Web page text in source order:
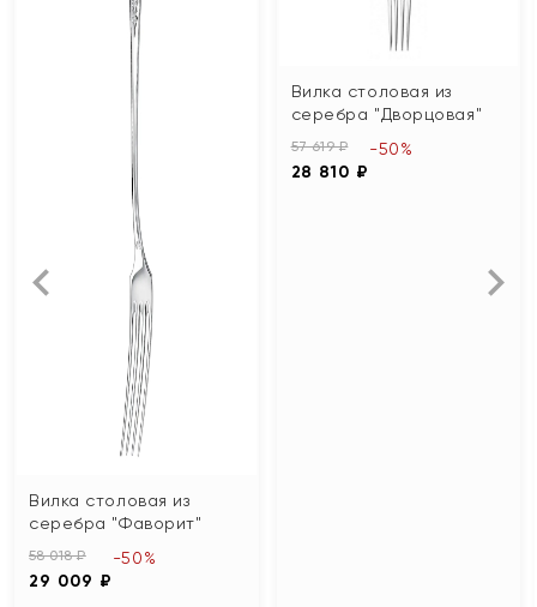
Вилка столовая из
серебра "Фаворит"
58 018 ₽
29 009 ₽
-50%
Вилка столовая из
серебра "Дворцовая"
57 619 ₽
28 810 ₽
-50%